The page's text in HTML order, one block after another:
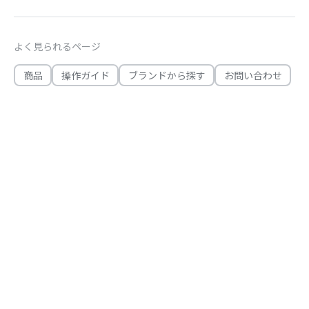
よく見られるページ
商品 操作ガイド ブランドから探す お問い合わせ